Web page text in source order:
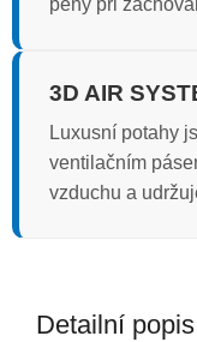
pěny při
3D AIR
Luxusní potahy
ventilačním
vzduchu a
Detailní